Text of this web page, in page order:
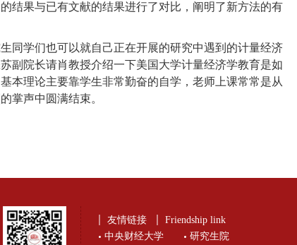
结果与已有文献的结果进行了对比，阐明了新方法的有
同学们也可以就自己正在开展的研究中遇到的计量经济
副院长请肖教授介绍一下美国大学计量经济学教育是如
本理论主要靠学生非常勤奋的自学，老师上课常常是从
掌声中圆满结束。
友情链接
Friendship link
中央财经大学
研究生院